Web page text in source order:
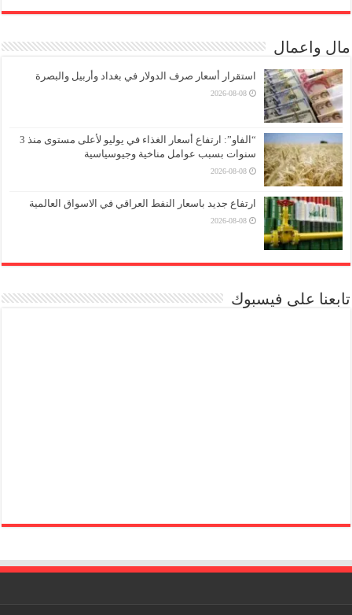
مال واعمال
استقرار أسعار صرف الدولار في بغداد وأربيل والبصرة
2026-08-08
“الفاو”: ارتفاع أسعار الغذاء في يوليو لأعلى مستوى منذ 3
سنوات بسبب عوامل مناخية وجيوسياسية
2026-08-08
ارتفاع جديد باسعار النفط العراقي في الاسواق العالمية
2026-08-08
تابعنا على فيسبوك